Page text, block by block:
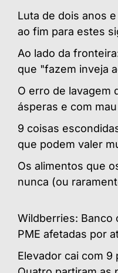
Luta de dois anos
ao fim para estes
Ao lado da
que "fazem inveja
O erro de lavagem
ásperas e com
9 coisas
que podem valer
Os alimentos que
nunca (ou
Wildberries: Banco
PME afetadas por
Elevador cai com 9